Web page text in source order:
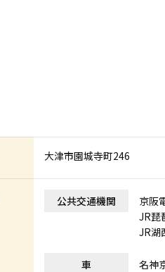
大津市園城寺町246
公共交通機関
京阪
JR琵
JR湖
車 名神